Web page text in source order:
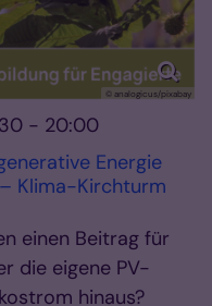
© analogicus/pixabay
- 20:00
Energie
Klima-Kirchturm
einen Beitrag für
die eigene PV-
hinaus?